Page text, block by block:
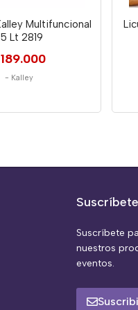
Multifuncional
Lt 2819
- Kalley
Suscríbete
nuestros
eventos.